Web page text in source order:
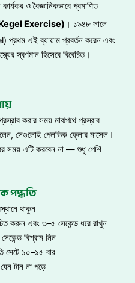
ও বৈজ্ঞানিকভাবে প্রমাণিত
Exercise) । ১৯৪৮ সালে
এই ব্যায়াম প্রবর্তন করেন এবং
স্বর্ণমান হিসেবে বিবেচিত।
করার সময় মাঝপথে প্রস্রাব
সেগুলোই পেলভিক ফ্লোর মাসেল।
সময় এটি করবেন না — শুধু পেশি
পদ্ধতি
থাকুন
করুন এবং ৩–৫ সেকেন্ড ধরে রাখুন
বিশ্রাম নিন
সেটে ১০–১৫ বার
টান না পড়ে